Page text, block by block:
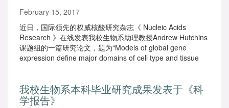
February 15, 2017
近日，国际领先的权威核酸研究杂志《 Nucleic Acids
Research 》在线发表我校生物系助理教授Andrew Hutchins
课题组的一篇研究论文，题为“Models of global gene
expression define major domains of cell type and tissue
identity“。此研究是与广州生物医药与健康研究所（中国科学
我校生物系本科毕业研究成果发表于《科
学报告》